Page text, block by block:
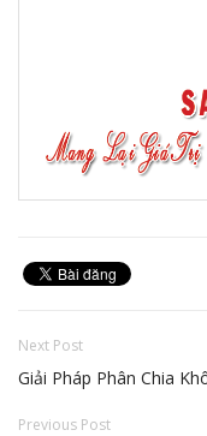
Next Post
Giải Pháp Phân Chia
Previous Post